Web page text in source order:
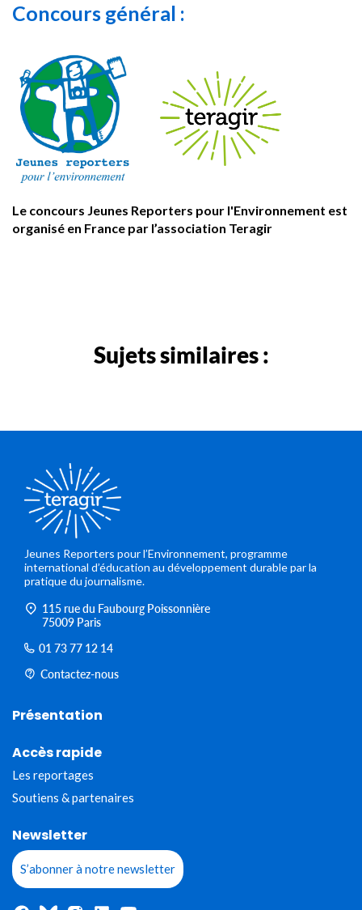
Concours général :
Le concours Jeunes Reporters pour l'Environnement est
organisé en France par l’association Teragir
Sujets similaires :
Jeunes Reporters pour l’Environnement, programme
international d’éducation au développement durable par la
pratique du journalisme.
115 rue du Faubourg Poissonnière
75009 Paris
01 73 77 12 14
Contactez-nous
Présentation
Accès rapide
Les reportages
Soutiens & partenaires
Newsletter
S’abonner à notre newsletter